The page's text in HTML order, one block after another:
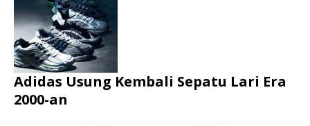
Adidas Usung Kembali Sepatu Lari Era
2000-an